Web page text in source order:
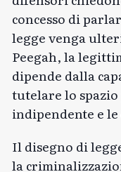
concesso di
legge venga
Peegah, la
dipende dalla
tutelare lo
indipendente e
Il disegno di
la